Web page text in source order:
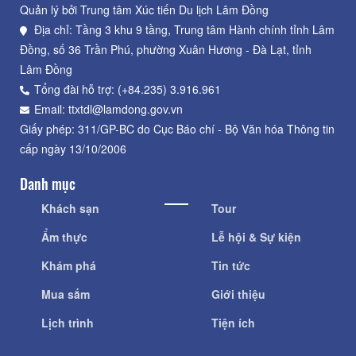
Quản lý bởi Trung tâm Xúc tiến Du lịch Lâm Đồng
Địa chỉ: Tầng 3 khu 9 tầng, Trung tâm Hành chính tỉnh Lâm
Đồng, số 36 Trần Phú, phường Xuân Hương - Đà Lạt, tỉnh
Lâm Đồng
Tổng đài hỗ trợ: (+84.235) 3.916.961
Email: ttxtdl@lamdong.gov.vn
Giấy phép: 311/GP-BC do Cục Báo chí - Bộ Văn hóa Thông tin
cấp ngày 13/10/2006
Danh mục
Khách sạn
Ẩm thực
Khám phá
Mua sắm
Lịch trình
Tour
Lễ hội & Sự kiện
Tin tức
Giới thiệu
Tiện ích